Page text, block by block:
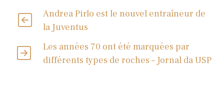
Andrea Pirlo est le nouvel entraîneur de
la Juventus
Les années 70 ont été marquées par
différents types de roches – Jornal da USP